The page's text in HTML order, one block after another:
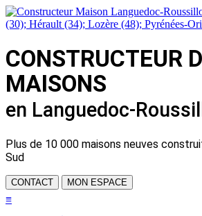
CONSTRUCTEUR
MAISONS
en Languedoc-
Plus de 10 000 maisons neuves
Sud
CONTACT MON ESPACE
≡